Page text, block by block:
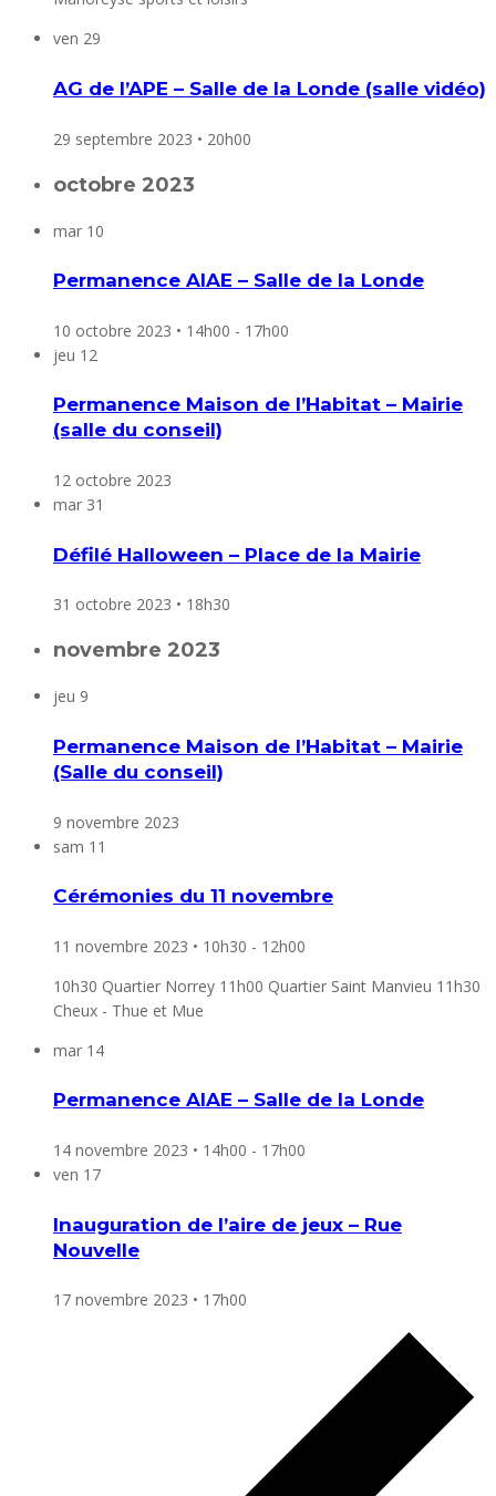
ven 29
AG de l’APE – Salle de la Londe (salle vidéo)
29 septembre 2023 • 20h00
octobre 2023
mar 10
Permanence AIAE – Salle de la Londe
10 octobre 2023 • 14h00 - 17h00
jeu 12
Permanence Maison de l’Habitat – Mairie
(salle du conseil)
12 octobre 2023
mar 31
Défilé Halloween – Place de la Mairie
31 octobre 2023 • 18h30
novembre 2023
jeu 9
Permanence Maison de l’Habitat – Mairie
(Salle du conseil)
9 novembre 2023
sam 11
Cérémonies du 11 novembre
11 novembre 2023 • 10h30 - 12h00
10h30 Quartier Norrey 11h00 Quartier Saint Manvieu 11h30
Cheux - Thue et Mue
mar 14
Permanence AIAE – Salle de la Londe
14 novembre 2023 • 14h00 - 17h00
ven 17
Inauguration de l’aire de jeux – Rue
Nouvelle
17 novembre 2023 • 17h00